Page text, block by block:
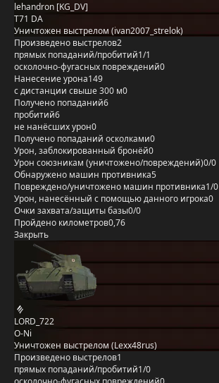
lehandron [KG_DV]
T71 DA
Уничтожен выстрелом (ivan2007_strelok)
Произведено выстрелов2
прямых попаданий/пробитий1/1
осколочно-фугасных повреждений0
Нанесение урона149
с дистанции свыше 300 м0
Получено попаданий6
пробитий6
не нанёсших урон0
Получено попаданий осколками0
Урон, заблокированный бронёй0
Урон союзникам (уничтожено/повреждений)0/0
Обнаружено машин противника5
Повреждено/уничтожено машин противника1/0
Урон, нанесённый с помощью данного игрока0
Очки захвата/защиты базы0/0
Пройдено километров0,76
Закрыть
LORD_722
O-Ni
Уничтожен выстрелом (Lexx48rus)
Произведено выстрелов1
прямых попаданий/пробитий1/0